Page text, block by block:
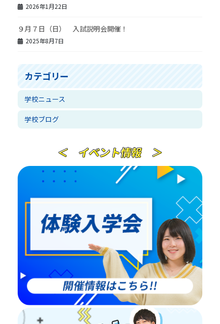
2026年1月22日
９月７日（日） 入試説明会開催！
2025年8月7日
カテゴリー
学校ニュース
学校ブログ